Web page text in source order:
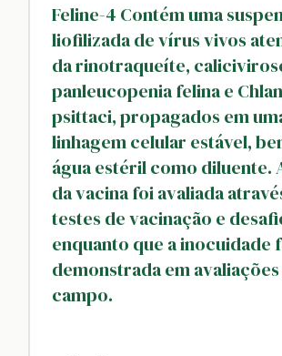
Feline-4 Contém uma
liofilizada de vírus vivos
da rinotraqueíte,
panleucopenia felina e
psittaci, propagados em
linhagem celular estável,
água estéril como diluente.
da vacina foi avaliada
testes de vacinação e
enquanto que a inocuidade
demonstrada em
campo.